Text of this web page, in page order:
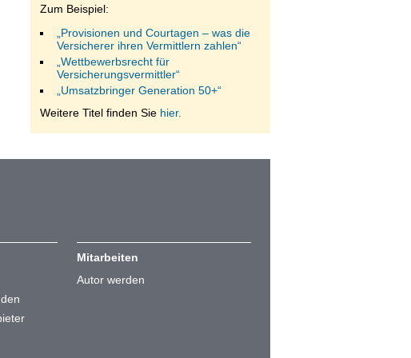
Zum Beispiel:
„Provisionen und Courtagen – was die
Versicherer ihren Vermittlern zahlen“
„Wettbewerbsrecht für
Versicherungsvermittler“
„Umsatzbringer Generation 50+“
Weitere Titel finden Sie hier.
Mitarbeiten
Autor werden